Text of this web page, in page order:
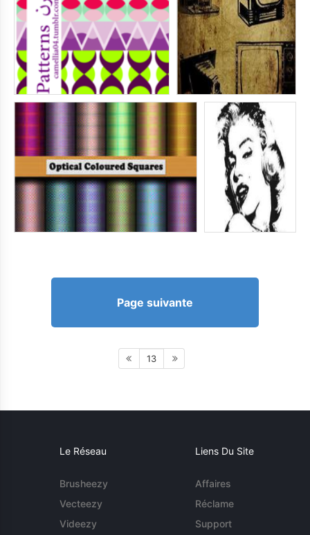
Page suivante
13
Le Réseau
Brusheezy
Vecteezy
Videezy
Liens Du Site
Affaires
Réclame
Support